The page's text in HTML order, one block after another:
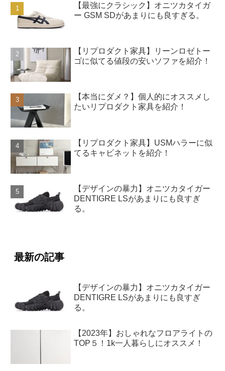
【最強にクラシック】オニツカタイガ
ー GSM SDがあまりにも良すぎる。
【リプロダクト家具】リーンロゼトー
ゴに似てる値段の安いソファを紹介！
【本当にダメ？】個人的にオススメし
たいリプロダクト家具を紹介！
【リプロダクト家具】USMハラーに似
てるキャビネットを紹介！
【デザインの暴力】オニツカタイガー
DENTIGRE LSがあまりにも良すぎ
る。
最新の記事
【デザインの暴力】オニツカタイガー
DENTIGRE LSがあまりにも良すぎ
る。
【2023年】おしゃれなフロアライトの
TOP５！1k一人暮らしにオススメ！